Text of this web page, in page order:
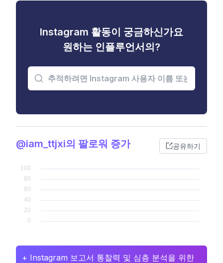
Instagram 활동이 궁금하신가요
원하는 인플루언서의?
@iam_ttjxi의 팔로워 증가 공유하기
+ Instagram 보고서 통찰력 및 심층 분석을 위한